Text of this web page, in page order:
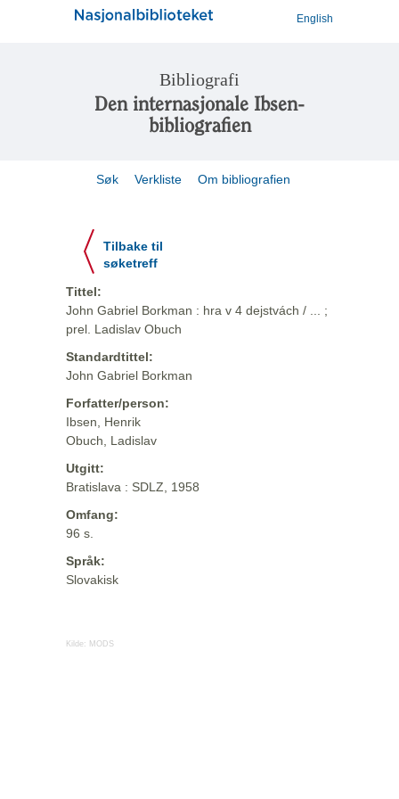
English
Bibliografi
Den internasjonale Ibsen-
bibliografien
Søk Verkliste Om bibliografien
Tilbake til
søketreff
Tittel:
John Gabriel Borkman : hra v 4 dejstvách / ... ;
prel. Ladislav Obuch
Standardtittel:
John Gabriel Borkman
Forfatter/person:
Ibsen, Henrik
Obuch, Ladislav
Utgitt:
Bratislava : SDLZ, 1958
Omfang:
96 s.
Språk:
Slovakisk
Kilde: MODS